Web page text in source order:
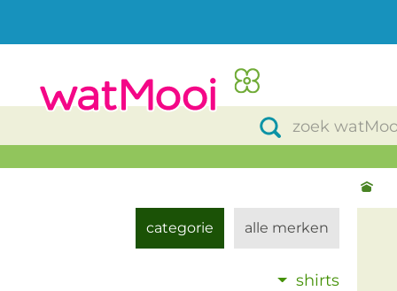
categorie
shirts
alle merken